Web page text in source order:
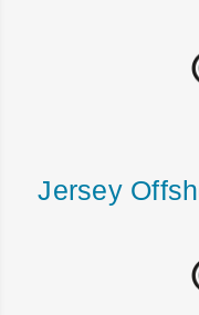
Jersey